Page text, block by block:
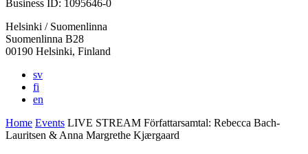
a
tab
a
tab
a
tab
a
tab
a
tab
Business ID: 1095646-0
Helsinki / Suomenlinna
Suomenlinna B28
00190 Helsinki, Finland
sv
fi
en
Home Events LIVE STREAM Författarsamtal: Rebecca Bach-
Lauritsen & Anna Margrethe Kjærgaard